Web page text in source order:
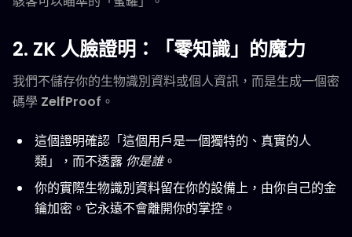
2. ZK 人臉證明：「零知識」的魔力
我們不儲存你的生物識別資料或個人資訊，而是生成一個密
碼學 ZelfProof 。
這個證明確認「這個用戶是一個獨特的、真實的人
類」，而不透露 你是誰。
你的實際生物識別資料留在你的設備上，由你自己的金
鑰加密。它永遠不會離開你的掌控。